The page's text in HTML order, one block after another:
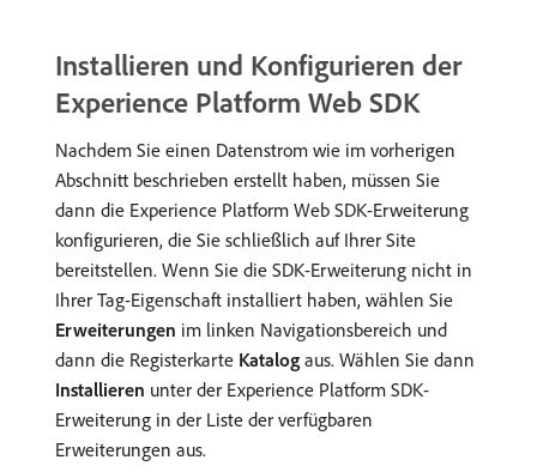
Installieren und Konfigurieren der
Experience Platform Web SDK
Nachdem Sie einen Datenstrom wie im vorherigen
Abschnitt beschrieben erstellt haben, müssen Sie
dann die Experience Platform Web SDK-Erweiterung
konfigurieren, die Sie schließlich auf Ihrer Site
bereitstellen. Wenn Sie die SDK-Erweiterung nicht in
Ihrer Tag-Eigenschaft installiert haben, wählen Sie
Erweiterungen im linken Navigationsbereich und
dann die Registerkarte Katalog aus. Wählen Sie dann
Installieren unter der Experience Platform SDK-
Erweiterung in der Liste der verfügbaren
Erweiterungen aus.